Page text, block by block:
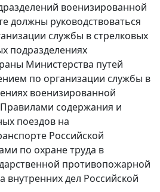
военизированной
должны руководствоваться
службы в стрелковых
подразделениях
Министерства путей
по организации службы в
военизированной
содержания и
поездов на
Российской
по охране труда в
противопожарной
внутренних дел Российской